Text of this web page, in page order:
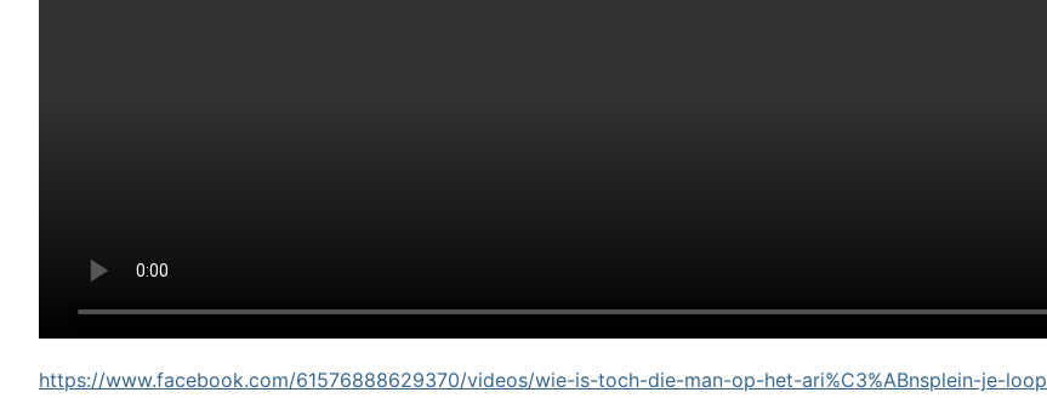
https://www.facebook.com/61576888629370/videos/wie-is-toch-die-man-op-het-ari%C3%ABnsplein-je-